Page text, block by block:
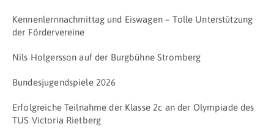
Kennenlernnachmittag und Eiswagen – Tolle Unterstützung
der Fördervereine
Nils Holgersson auf der Burgbühne Stromberg
Bundesjugendspiele 2026
Erfolgreiche Teilnahme der Klasse 2c an der Olympiade des
TUS Victoria Rietberg